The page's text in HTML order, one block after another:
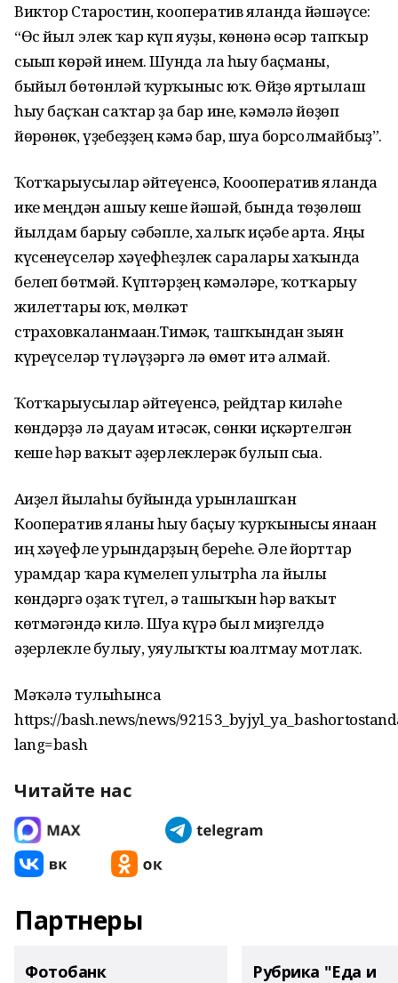
Виктор Старостин, кооператив яланда йәшәүсе:
“Өс йыл элек ҡар күп яуҙы, көнөнә өсәр тапҡыр
сығып көрәй инем. Шунда ла һыу баҫманы,
быйыл бөтөнләй ҡурҡыныс юҡ. Өйҙө яртылаш
һыу баҫҡан саҡтар ҙа бар ине, кәмәлә йөҙөп
йөрөнөк, үҙебеҙҙең кәмә бар, шуға борсолмайбыҙ”.
Ҡотҡарыусылар әйтеүенсә, Коооператив яланда
ике меңдән ашыу кеше йәшәй, бында төҙөлөш
йылдам барыу сәбәпле, халыҡ иҫәбе арта. Яңы
күсенеүселәр хәүефһеҙлек саралары хаҡында
белеп бөтмәй. Күптәрҙең кәмәләре, ҡотҡарыу
жилеттары юҡ, мөлкәт
страховкаланмаған.Тимәк, ташҡындан зыян
күреүселәр түләүҙәргә лә өмөт итә алмай.
Ҡотҡарыусылар әйтеүенсә, рейдтар киләһе
көндәрҙә лә дауам итәсәк, сөнки иҫкәртелгән
кеше һәр ваҡыт әҙерлеклерәк булып сыға.
Ағиҙел йылғаһы буйында урынлашҡан
Кооператив яланы һыу баҫыу ҡурҡынысы янаған
иң хәүефле урындарҙың береһе. Әле йорттар
урамдар ҡарға күмелеп улытрһа ла йылы
көндәргә оҙаҡ түгел, ә ташыҡын һәр ваҡыт
көтмәгәндә килә. Шуға күрә был миҙгелдә
әҙерлекле булыу, уяулыҡты юғалтмау мотлаҡ.
Мәҡәлә тулыһынса
https://bash.news/news/
lang=bash
Читайте нас
Партнеры
Фотобанк Рубрика "Еда и